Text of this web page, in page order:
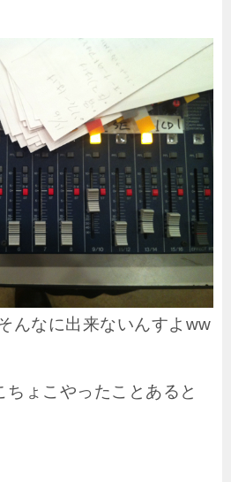
んなに出来ないんすよww
ちょこやったことあると